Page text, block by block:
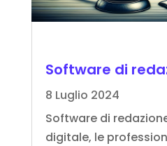
Software di
8 Luglio 2024
Software di
digitale, le